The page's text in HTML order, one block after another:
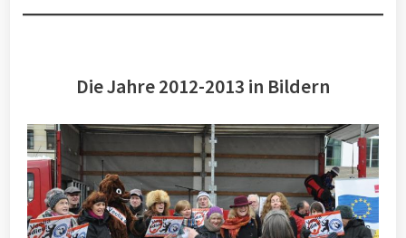
Die Jahre 2012-2013 in Bildern